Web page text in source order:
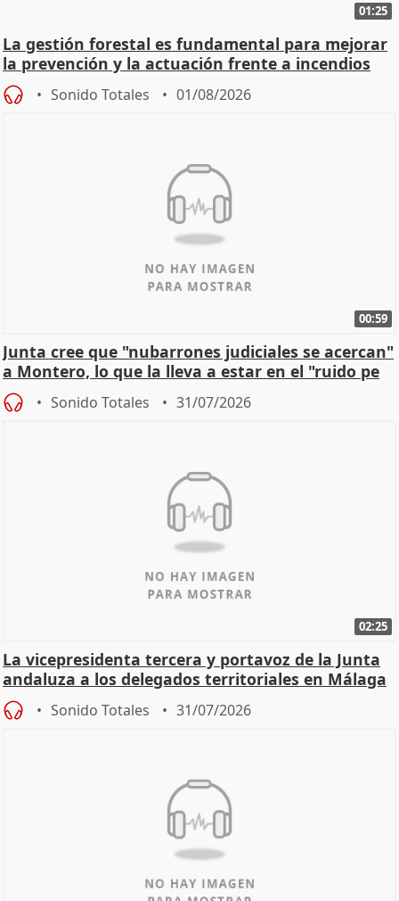
01:25
La gestión forestal es fundamental para mejorar
la prevención y la actuación frente a incendios
Sonido Totales 01/08/2026
00:59
Junta cree que "nubarrones judiciales se acercan"
a Montero, lo que la lleva a estar en el "ruido pe
Sonido Totales 31/07/2026
02:25
La vicepresidenta tercera y portavoz de la Junta
andaluza a los delegados territoriales en Málaga
Sonido Totales 31/07/2026